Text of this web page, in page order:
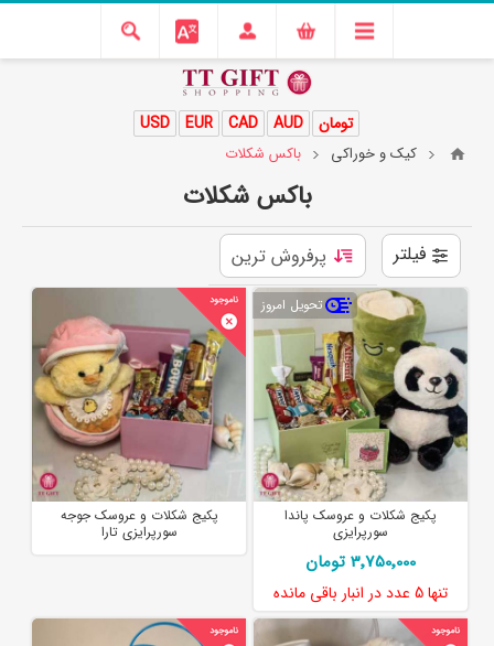
USD EUR CAD AUD تومان
کیک و خوراکی باکس شکلات
باکس شکلات
فیلتر
تحویل امروز
پکیج شکلات و عروسک پاندا
سورپرایزی
3٬750٬000 تومان
تنها5 عدد در انبار باقی مانده
پکیج شکلات و عروسک جوجه
سورپرایزی تارا